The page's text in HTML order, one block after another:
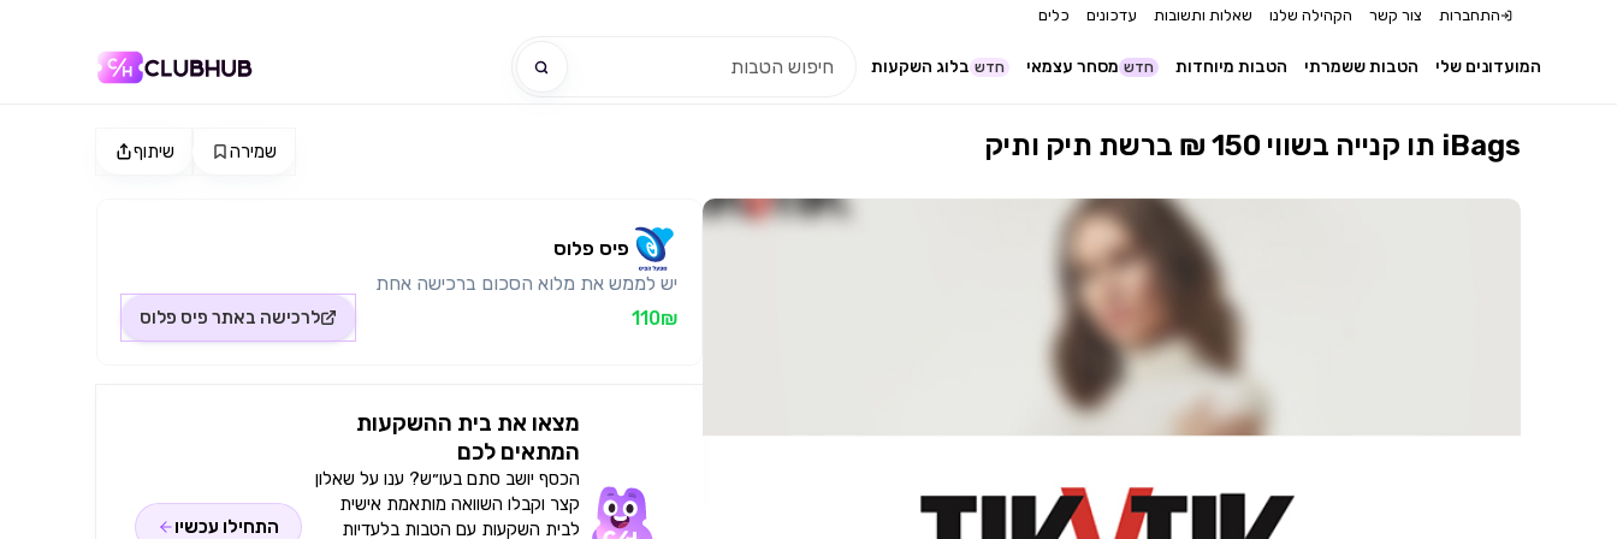
התחברות צור קשר הקהילה שלנו שאלות ותשובות עדכונים כלים
בלוג השקעות חדש מסחר עצמאי חדש הטבות מיוחדות הטבות ששמרתי המועדונים שלי
שיתוף שמירה תו קנייה בשווי 150 ₪ ברשת תיק ותיק iBags
פיס פלוס
יש לממש את מלוא הסכום ברכישה אחת
110₪
לרכישה באתר פיס פלוס
מצאו את בית ההשקעות
המתאים לכם
הכסף יושב סתם בעו״ש? ענו על שאלון
קצר וקבלו השוואה מותאמת אישית
לבית השקעות עם הטבות בלעדיות
התחילו עכשיו